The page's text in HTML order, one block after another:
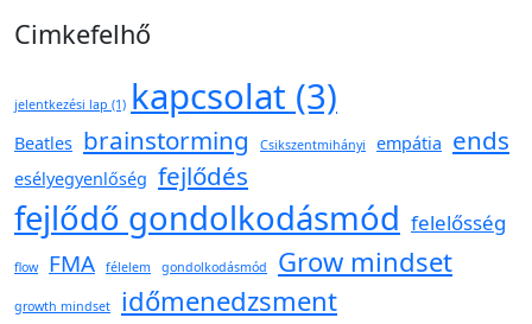
Cimkefelhő
jelentkezési lap (1) kapcsolat (3)
Beatles brainstorming Csikszentmihányi empátia ends
esélyegyenlőség fejlődés
fejlődő gondolkodásmód felelősség
flow FMA félelem gondolkodásmód Grow mindset
growth mindset időmenedzsment